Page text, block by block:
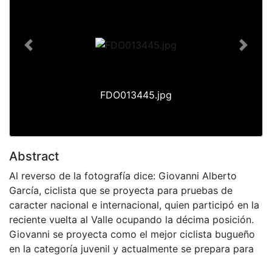
FDO013445.jpg
Previous Next
Abstract
Al reverso de la fotografía dice: Giovanni Alberto
García, ciclista que se proyecta para pruebas de
caracter nacional e internacional, quien participó en la
reciente vuelta al Valle ocupando la décima posición.
Giovanni se proyecta como el mejor ciclista bugueño
en la categoría juvenil y actualmente se prepara para